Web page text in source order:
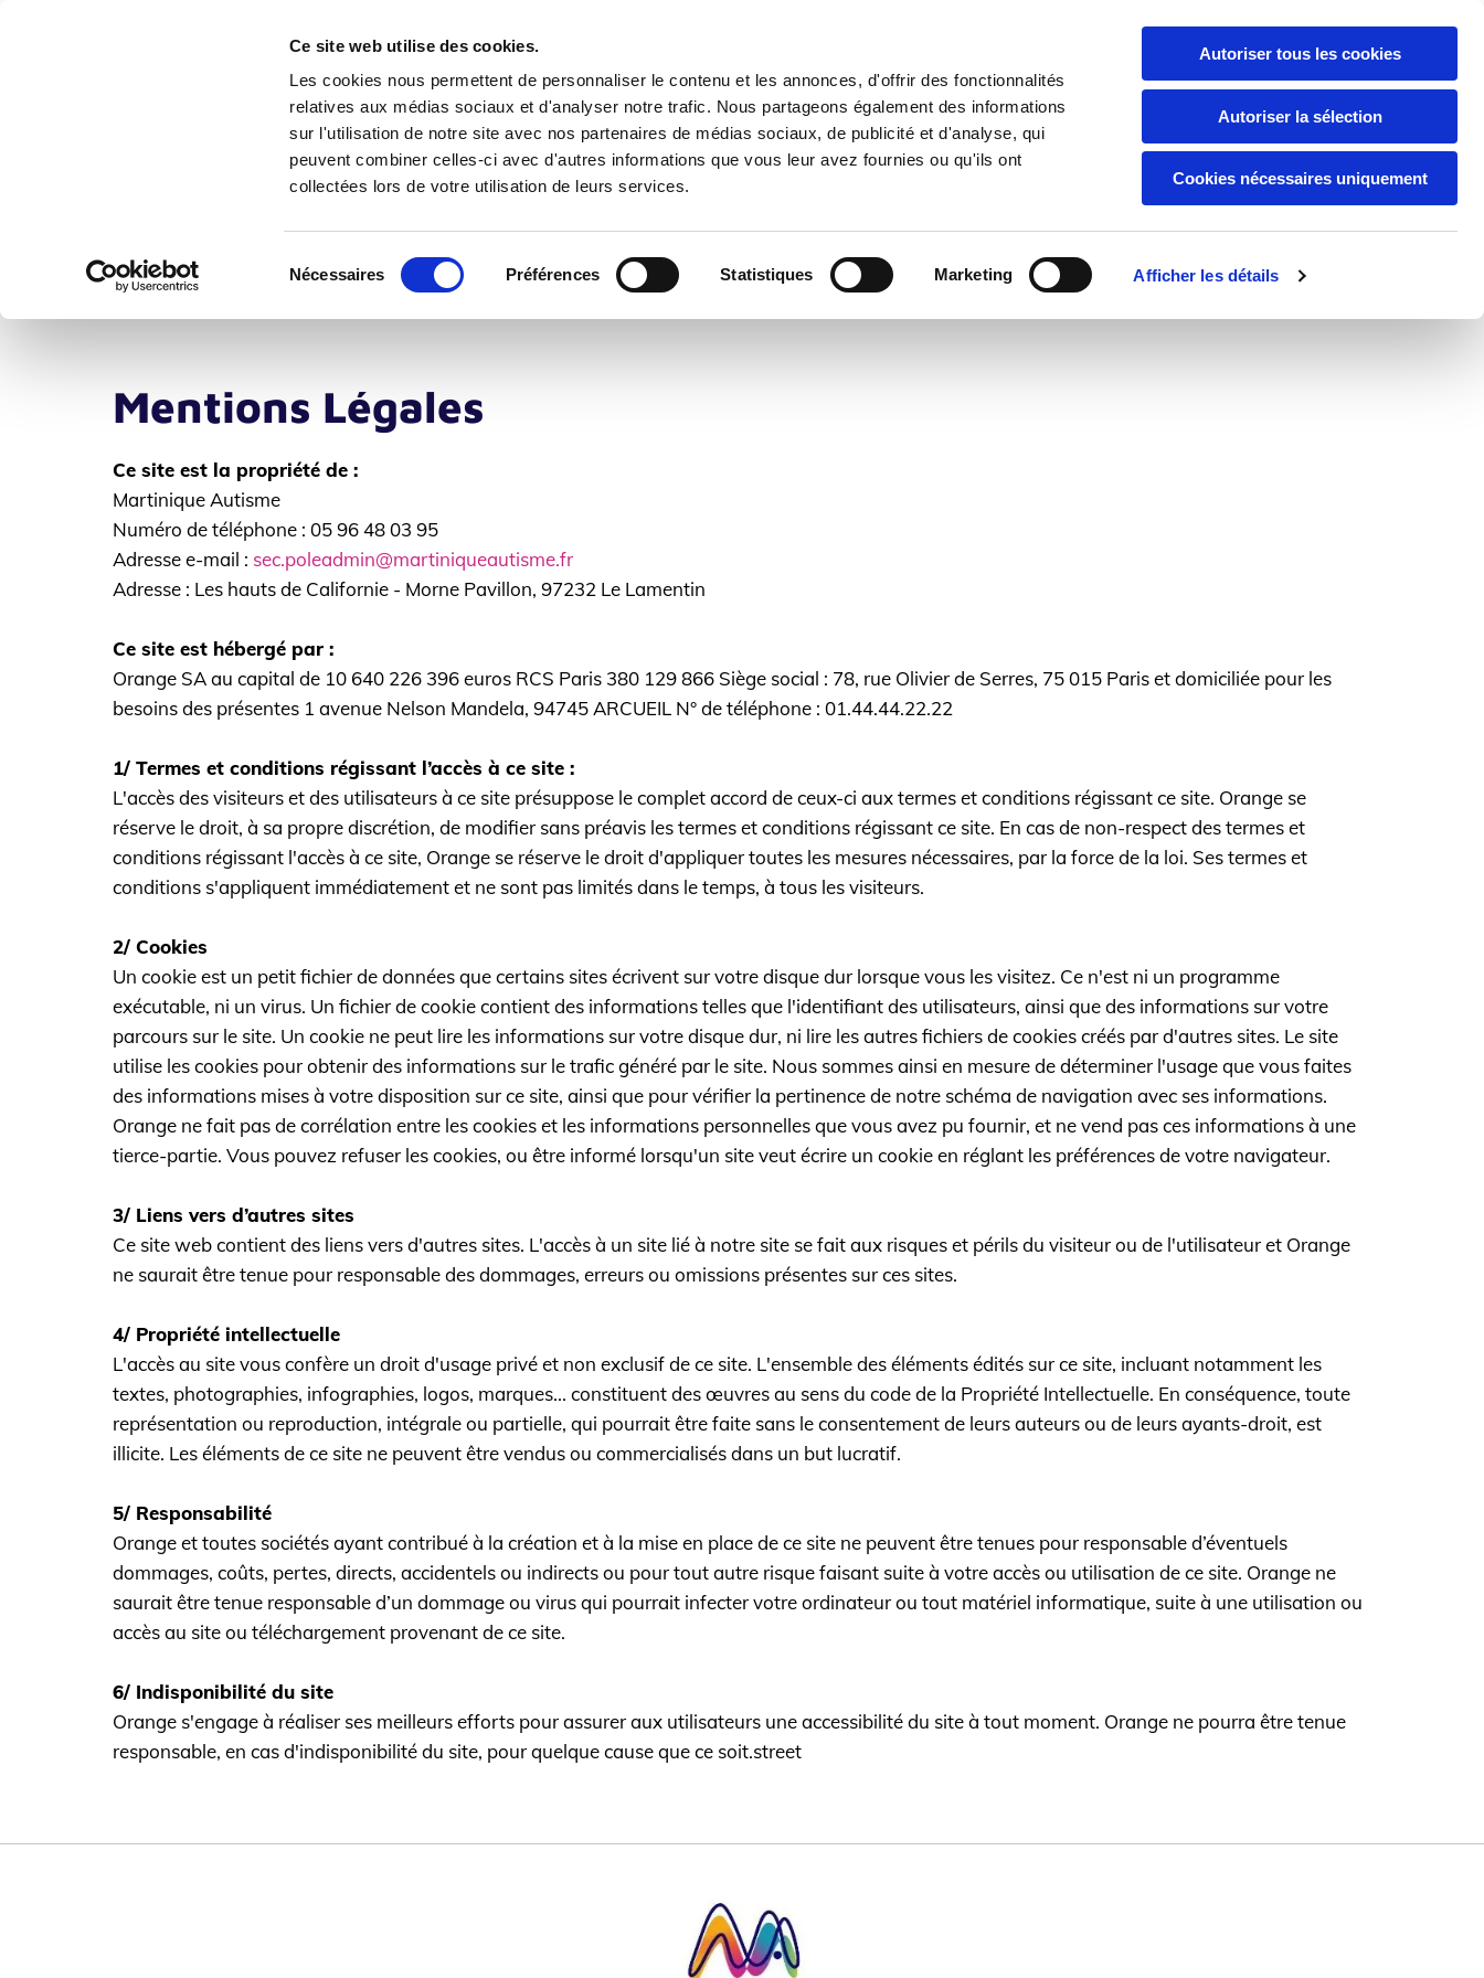
Ce site web utilise des cookies.
Les cookies nous permettent de personnaliser le contenu et les annonces, d'offrir des fonctionnalités
relatives aux médias sociaux et d'analyser notre trafic. Nous partageons également des informations
sur l'utilisation de notre site avec nos partenaires de médias sociaux, de publicité et d'analyse, qui
peuvent combiner celles-ci avec d'autres informations que vous leur avez fournies ou qu'ils ont
collectées lors de votre utilisation de leurs services.
du
Nécessaires Préférences Statistiques Marketing Afficher les détails
Autoriser tous les cookies
Autoriser la sélection
Cookies nécessaires uniquement
Présentation Qui sommes-nous ? Prestations Informations Contact
Mentions Légales
Ce site est la propriété de :
Martinique Autisme
Numéro de téléphone : 05 96 48 03 95
Adresse e-mail : sec.poleadmin@martiniqueautisme.fr
Adresse : Les hauts de Californie - Morne Pavillon, 97232 Le Lamentin
Ce site est hébergé par :
Orange SA au capital de 10 640 226 396 euros RCS Paris 380 129 866 Siège social : 78, rue Olivier de Serres, 75 015 Paris et domiciliée pour les
besoins des présentes 1 avenue Nelson Mandela, 94745 ARCUEIL N° de téléphone : 01.44.44.22.22
1/ Termes et conditions régissant l’accès à ce site :
L'accès des visiteurs et des utilisateurs à ce site présuppose le complet accord de ceux-ci aux termes et conditions régissant ce site. Orange se
réserve le droit, à sa propre discrétion, de modifier sans préavis les termes et conditions régissant ce site. En cas de non-respect des termes et
conditions régissant l'accès à ce site, Orange se réserve le droit d'appliquer toutes les mesures nécessaires, par la force de la loi. Ses termes et
conditions s'appliquent immédiatement et ne sont pas limités dans le temps, à tous les visiteurs.
2/ Cookies
Un cookie est un petit fichier de données que certains sites écrivent sur votre disque dur lorsque vous les visitez. Ce n'est ni un programme
exécutable, ni un virus. Un fichier de cookie contient des informations telles que l'identifiant des utilisateurs, ainsi que des informations sur votre
parcours sur le site. Un cookie ne peut lire les informations sur votre disque dur, ni lire les autres fichiers de cookies créés par d'autres sites. Le site
utilise les cookies pour obtenir des informations sur le trafic généré par le site. Nous sommes ainsi en mesure de déterminer l'usage que vous faites
des informations mises à votre disposition sur ce site, ainsi que pour vérifier la pertinence de notre schéma de navigation avec ses informations.
Orange ne fait pas de corrélation entre les cookies et les informations personnelles que vous avez pu fournir, et ne vend pas ces informations à une
tierce-partie. Vous pouvez refuser les cookies, ou être informé lorsqu'un site veut écrire un cookie en réglant les préférences de votre navigateur.
3/ Liens vers d’autres sites
Ce site web contient des liens vers d'autres sites. L'accès à un site lié à notre site se fait aux risques et périls du visiteur ou de l'utilisateur et Orange
ne saurait être tenue pour responsable des dommages, erreurs ou omissions présentes sur ces sites.
4/ Propriété intellectuelle
L'accès au site vous confère un droit d'usage privé et non exclusif de ce site. L'ensemble des éléments édités sur ce site, incluant notamment les
textes, photographies, infographies, logos, marques... constituent des œuvres au sens du code de la Propriété Intellectuelle. En conséquence, toute
représentation ou reproduction, intégrale ou partielle, qui pourrait être faite sans le consentement de leurs auteurs ou de leurs ayants-droit, est
illicite. Les éléments de ce site ne peuvent être vendus ou commercialisés dans un but lucratif.
5/ Responsabilité
Orange et toutes sociétés ayant contribué à la création et à la mise en place de ce site ne peuvent être tenues pour responsable d’éventuels
dommages, coûts, pertes, directs, accidentels ou indirects ou pour tout autre risque faisant suite à votre accès ou utilisation de ce site. Orange ne
saurait être tenue responsable d’un dommage ou virus qui pourrait infecter votre ordinateur ou tout matériel informatique, suite à une utilisation ou
accès au site ou téléchargement provenant de ce site.
6/ Indisponibilité du site
Orange s'engage à réaliser ses meilleurs efforts pour assurer aux utilisateurs une accessibilité du site à tout moment. Orange ne pourra être tenue
responsable, en cas d'indisponibilité du site, pour quelque cause que ce soit.street